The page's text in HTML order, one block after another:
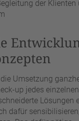
der Klienten
Umsetzung
up jedes
Lösungen
dafür